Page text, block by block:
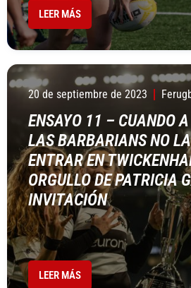
LEER MÁS
20 de septiembre de 2023
ENSAYO 11 – CUANDO
LAS BARBARIANS NO
ENTRAR EN
ORGULLO DE PATRICIA
INVITACIÓN
LEER MÁS